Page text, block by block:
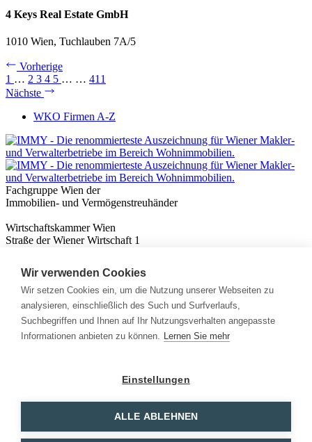
4 Keys Real Estate GmbH
1010 Wien, Tuchlauben 7A/5
Vorherige
1 … 2 3 4 5 … … 411
Nächste
WKO Firmen A-Z
Fachgruppe Wien der
Immobilien- und Vermögenstreuhänder
Wirtschaftskammer Wien
Straße der Wiener Wirtschaft 1
Nützliches
Immobilienwissen
Formulare & Rechner
Expert:innen
Info
Wir verwenden Cookies
Wir setzen Cookies ein, um die Nutzung unserer Webseiten zu
analysieren, einschließlich des Such und Surfverlaufs,
Suchbegriffen und Ihnen auf Ihr Nutzungsverhalten angepasste
Informationen anbieten zu können. Lernen Sie mehr
Einstellungen
ALLE ABLEHNEN